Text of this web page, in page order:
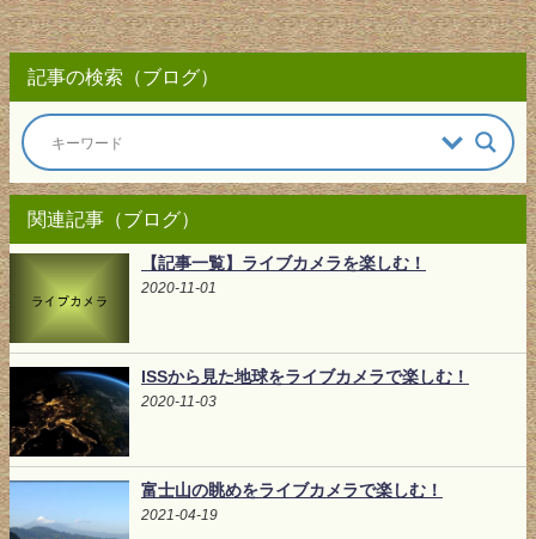
記事の検索（ブログ）
関連記事（ブログ）
【記事一覧】ライブカメラを楽しむ！
2020-11-01
ISSから見た地球をライブカメラで楽しむ！
2020-11-03
富士山の眺めをライブカメラで楽しむ！
2021-04-19